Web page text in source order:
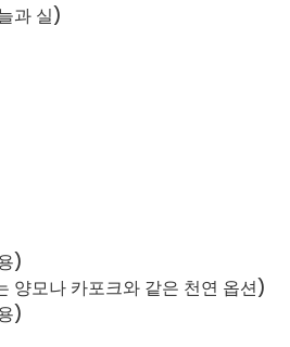
과 실)
)
양모나 카포크와 같은 천연 옵션)
)